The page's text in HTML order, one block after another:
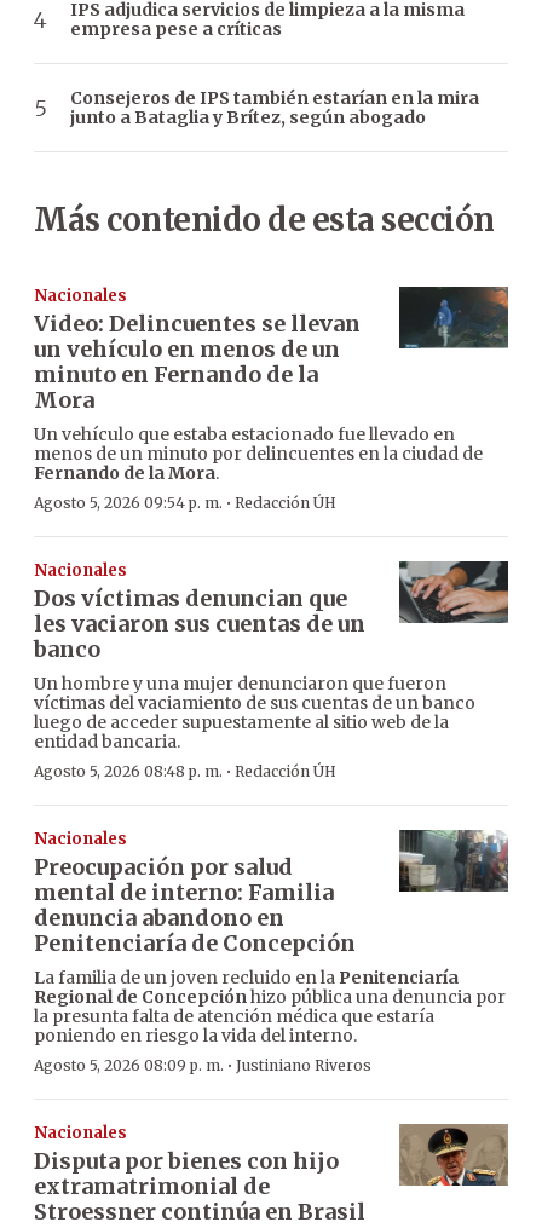
IPS adjudica servicios de limpieza a la misma
empresa pese a críticas
Consejeros de IPS también estarían en la mira
junto a Bataglia y Brítez, según abogado
Más contenido de esta sección
Nacionales
Video: Delincuentes se llevan
un vehículo en menos de un
minuto en Fernando de la
Mora
Un vehículo que estaba estacionado fue llevado en
menos de un minuto por delincuentes en la ciudad de
Fernando de la Mora.
Agosto 5, 2026 09:54 p. m. · Redacción ÚH
Nacionales
Dos víctimas denuncian que
les vaciaron sus cuentas de un
banco
Un hombre y una mujer denunciaron que fueron
víctimas del vaciamiento de sus cuentas de un banco
luego de acceder supuestamente al sitio web de la
entidad bancaria.
Agosto 5, 2026 08:48 p. m. · Redacción ÚH
Nacionales
Preocupación por salud
mental de interno: Familia
denuncia abandono en
Penitenciaría de Concepción
La familia de un joven recluido en la Penitenciaría
Regional de Concepciónhizo pública una denuncia por
la presunta falta de atención médica que estaría
poniendo en riesgo la vida del interno.
Agosto 5, 2026 08:09 p. m. · Justiniano Riveros
Nacionales
Disputa por bienes con hijo
extramatrimonial de
Stroessner continúa en Brasil